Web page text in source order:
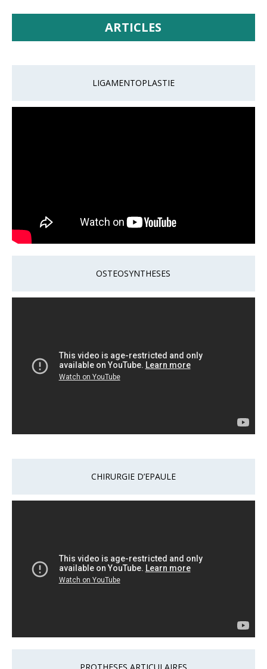
ARTICLES
LIGAMENTOPLASTIE
OSTEOSYNTHESES
CHIRURGIE D’EPAULE